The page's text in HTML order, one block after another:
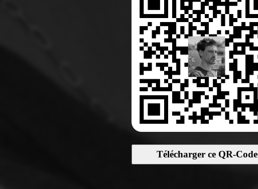
Télécharger ce QR-Code